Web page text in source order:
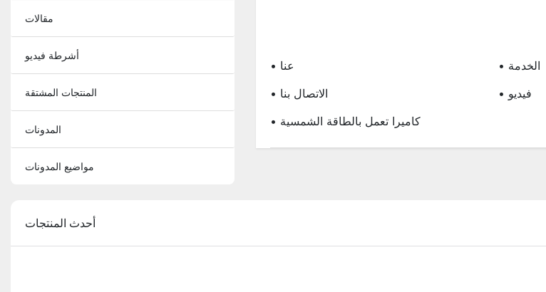
مقالات
أشرطة فيديو
المنتجات المشتقة
المدونات
مواضيع المدونات
• عنا • الخدمة
• الاتصال بنا
• فيديو
• كاميرا تعمل بالطاقة الشمسية
أحدث المنتجات